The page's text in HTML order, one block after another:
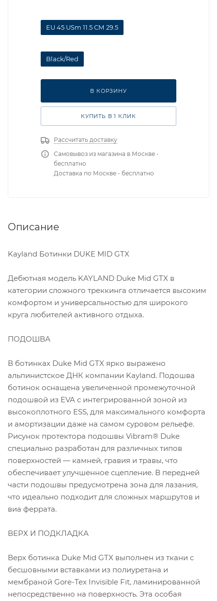
EU 45 USm 11.5 СМ 29.5
Black/Red
В КОРЗИНУ
КУПИТЬ В 1 КЛИК
Рассчитать доставку
Самовывоз из магазина в Москве -
бесплатно
Доставка по Москве - бесплатно
Описание
Kayland Ботинки DUKE MID GTX
Дебютная модель KAYLAND Duke Mid GTX в
категории сложного треккинга отличается высоким
комфортом и универсальностью для широкого
круга любителей активного отдыха.
ПОДОШВА
В ботинках Duke Mid GTX ярко выражено
альпинистское ДНК компании Kayland. Подошва
ботинок оснащена увеличенной промежуточной
подошвой из EVA с интегрированной зоной из
высокоплотного ESS, для максимального комфорта
и амортизации даже на самом суровом рельефе.
Рисунок протектора подошвы Vibram® Duke
специально разработан для различных типов
поверхностей — камней, гравия и травы, что
обеспечивает улучшенное сцепление. В передней
части подошвы предусмотрена зона для лазания,
что идеально подходит для сложных маршрутов и
виа феррата.
ВЕРХ И ПОДКЛАДКА
Верх ботинка Duke Mid GTX выполнен из ткани с
бесшовными вставками из полиуретана и
мембраной Gore-Tex Invisible Fit, ламинированной
непосредственно на поверхность. Эта особая